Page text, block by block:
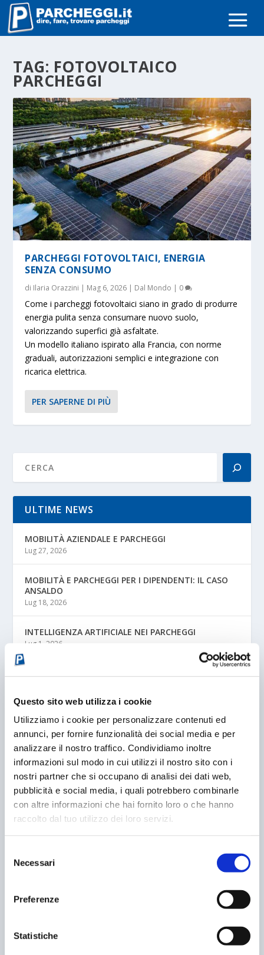
Questo sito web utilizza i cookie
Utilizziamo i cookie per personalizzare contenuti ed
annunci, per fornire funzionalità dei social media e per
analizzare il nostro traffico. Condividiamo inoltre
informazioni sul modo in cui utilizzi il nostro sito con i
nostri partner che si occupano di analisi dei dati web,
pubblicità e social media, i quali potrebbero combinarle
con altre informazioni che hai fornito loro o che hanno
raccolto dal tuo utilizzo dei loro servizi.
delNecessari
Preferenze
Statistiche
TAG: FOTOVOLTAICO
PARCHEGGI
PARCHEGGI FOTOVOLTAICI, ENERGIA
SENZA CONSUMO
di Ilaria Orazzini | Mag 6, 2026 | Dal Mondo | 0
Come i parcheggi fotovoltaici siano in grado di produrre
energia pulita senza consumare nuovo suolo,
valorizzando superfici già asfaltate.
Un modello italiano ispirato alla Francia, con norme
graduali, autorizzazioni semplici e integrazione con
ricarica elettrica.
PER SAPERNE DI PIÙ
ULTIME NEWS
MOBILITÀ AZIENDALE E PARCHEGGI
Lug 27, 2026
MOBILITÀ E PARCHEGGI PER I DIPENDENTI: IL CASO
ANSALDO
Lug 18, 2026
INTELLIGENZA ARTIFICIALE NEI PARCHEGGI
Lug 1, 2026
⚙️AUTOMAZIONE PARCHEGGI